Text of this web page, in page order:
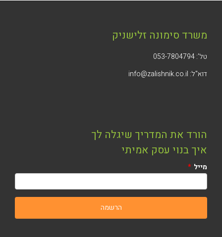
משרד סימונה זלישניק
טל': 053-7804794
דוא"ל: info@zalishnik.co.il
הורד את המדריך שיגלה לך
איך בנוי עסק אמיתי
מייל